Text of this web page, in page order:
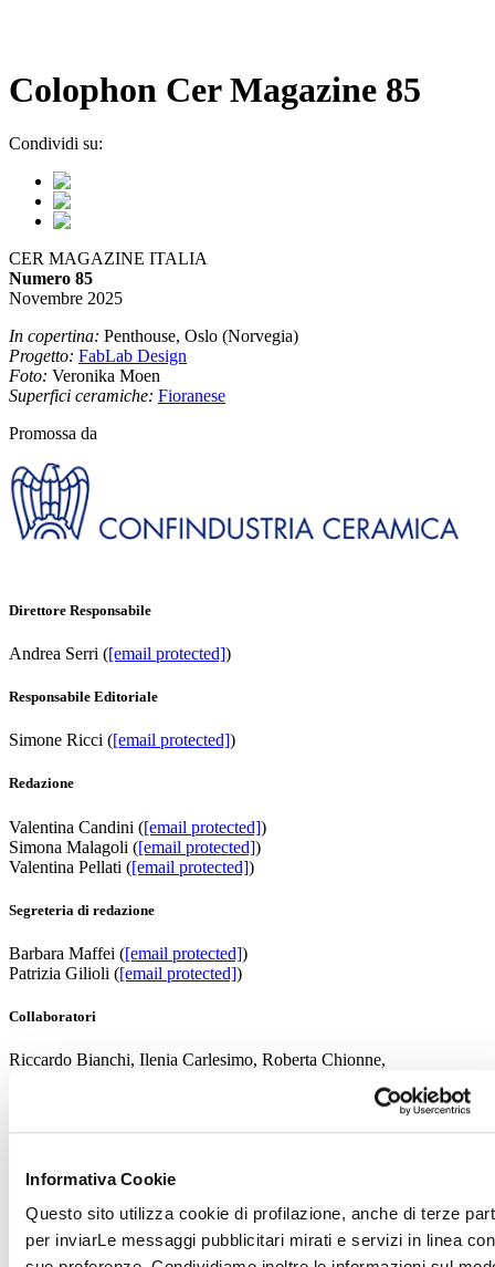
Informativa Cookie
Questo sito utilizza cookie di profilazione, anche di terze
per inviarLe messaggi pubblicitari mirati e servizi in linea
Colophon Cer Magazine 85
Condividi su:
CER MAGAZINE ITALIA
Numero 85
Novembre 2025
In copertina: Penthouse, Oslo (Norvegia)
Progetto: FabLab Design
Foto: Veronika Moen
Superfici ceramiche: Fioranese
Promossa da
Direttore Responsabile
Andrea Serri ([email protected])
Responsabile Editoriale
Simone Ricci ([email protected])
Redazione
Valentina Candini ([email protected])
Simona Malagoli ([email protected])
Valentina Pellati ([email protected])
Segreteria di redazione
Barbara Maffei ([email protected])
Patrizia Gilioli ([email protected])
Collaboratori
Riccardo Bianchi, Ilenia Carlesimo, Roberta Chionne,
Pool Media Srls
Via P. Tacchini 4
41124 Modena
t. 059 344455 – m. 335 391555